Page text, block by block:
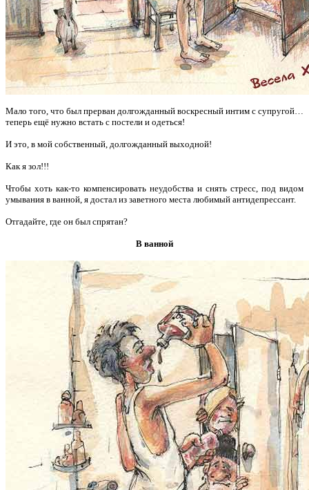
Мало того, что был прерван долгожданный воскресный интим с супругой…
теперь ещё нужно встать с постели и одеться!
И это, в мой собственный, долгожданный выходной!
Как я зол!!!
Чтобы хоть как-то компенсировать неудобства и снять стресс, под видом
умывания в ванной, я достал из заветного места любимый антидепрессант.
Отгадайте, где он был спрятан?
В ванной